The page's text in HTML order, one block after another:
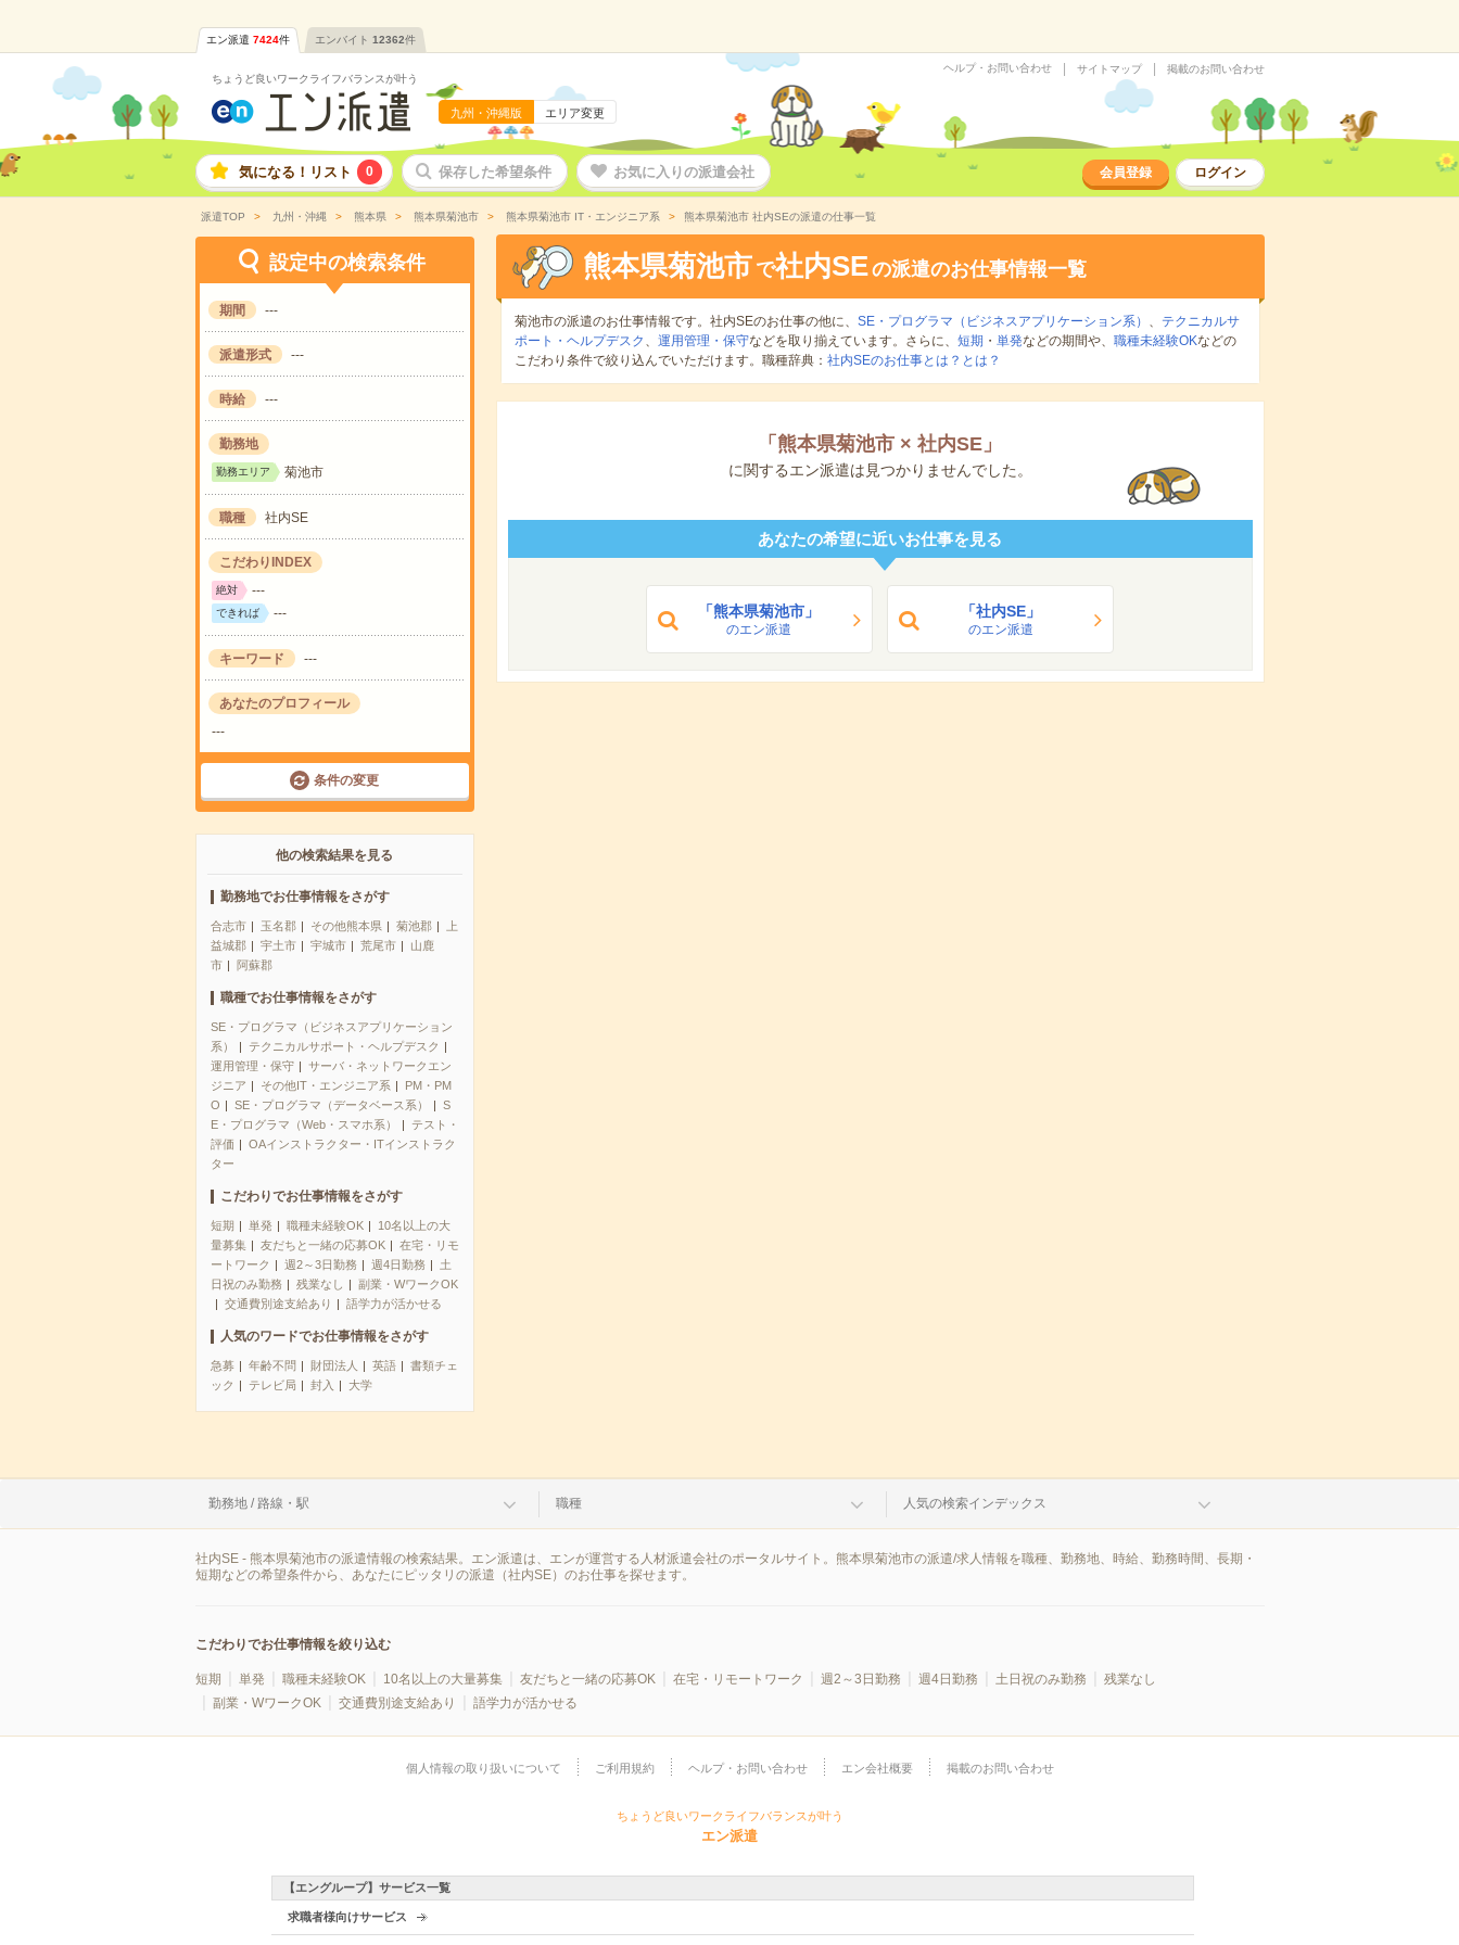
エン派遣 7424件 エンバイト 12362件
ちょうど良いワークライフバランスが叶う
九州・沖縄版 エリア変更
ヘルプ・お問い合わせ サイトマップ 掲載のお問い合わせ
気になる！リスト 0 保存した希望条件 お気に入りの派遣会社 会員登録 ログイン
派遣TOP 九州・沖縄 熊本県 熊本県菊池市 熊本県菊池市 IT・エンジニア系 熊本県菊池市 社内SEの派遣の仕事一覧
設定中の検索条件
期間 ---
派遣形式 ---
時給 ---
勤務地
勤務エリア 菊池市
職種 社内SE
こだわりINDEX
絶対 ---
できれば ---
キーワード ---
あなたのプロフィール
---
条件の変更
他の検索結果を見る
勤務地でお仕事情報をさがす
合志市 玉名郡 その他熊本県 菊池郡
上
益城郡
宇土市 宇城市 荒尾市
山鹿
市
阿蘇郡
職種でお仕事情報をさがす
SE・プログラマ（ビジネスアプリケーション
系）
テクニカルサポート・ヘルプデスク
運用管理・保守
サーバ・ネットワークエン
ジニア
その他IT・エンジニア系
PM・PM
O
SE・プログラマ（データベース系）
S
E・プログラマ（Web・スマホ系）
テスト・
評価
OAインストラクター・ITインストラク
ター
こだわりでお仕事情報をさがす
短期 単発 職種未経験OK
10名以上の大
量募集
友だちと一緒の応募OK
在宅・リモ
ートワーク
週2～3日勤務 週4日勤務
土
日祝のみ勤務
残業なし
副業・WワークOK
交通費別途支給あり
語学力が活かせる
人気のワードでお仕事情報をさがす
急募 年齢不問 財団法人 英語
書類チェ
ック
テレビ局 封入 大学
熊本県菊池市 で社内SEの派遣のお仕事情報一覧
菊池市の派遣のお仕事情報です。社内SEのお仕事の他に、 SE・プログラマ（ビジネスアプリケーション系） 、
テクニカルサ
ポート・ヘルプデスク 、 運用管理・保守などを取り揃えています。さらに、 短期 ・ 単発などの期間や、 職種未経験OKなどの
こだわり条件で絞り込んでいただけます。職種辞典： 社内SEのお仕事とは？とは？
「 熊本県菊池市 × 社内SE 」
に関するエン派遣は見つかりませんでした。
あなたの希望に近いお仕事を見る
「熊本県菊池市」
のエン派遣
「社内SE」
のエン派遣
勤務地 / 路線・駅 職種 人気の検索インデックス
社内SE - 熊本県菊池市の派遣情報の検索結果。エン派遣は、エンが運営する人材派遣会社のポータルサイト。熊本県菊池市の派遣/求人情報を職種、勤務地、時給、勤務時間、長期・
短期などの希望条件から、あなたにピッタリの派遣（社内SE）のお仕事を探せます。
こだわりでお仕事情報を絞り込む
短期 単発 職種未経験OK 10名以上の大量募集 友だちと一緒の応募OK 在宅・リモートワーク 週2～3日勤務 週4日勤務 土日祝のみ勤務
残業なし
副業・WワークOK
交通費別途支給あり 語学力が活かせる
個人情報の取り扱いについて ご利用規約 ヘルプ・お問い合わせ エン会社概要 掲載のお問い合わせ
ちょうど良いワークライフバランスが叶う
エン派遣
【エングループ】サービス一覧
求職者様向けサービス